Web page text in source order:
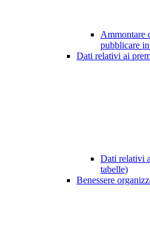
Ammontare
pubblicare
Dati relativi ai
Dati relativi
tabelle)
Benessere